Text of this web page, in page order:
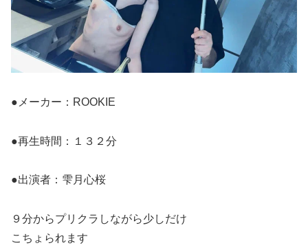
●メーカー：ROOKIE
●再生時間：１３２分
●出演者：雫月心桜
９分からプリクラしながら少しだけ
こちょられます